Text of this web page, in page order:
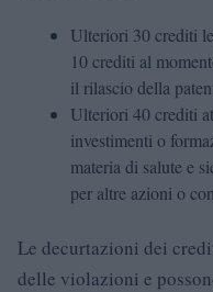
Ulteriori 30 crediti
10 crediti al
il rilascio della
Ulteriori 40 crediti
investimenti o
materia di salute e
per altre azioni o
Le decurtazioni dei
delle violazioni e